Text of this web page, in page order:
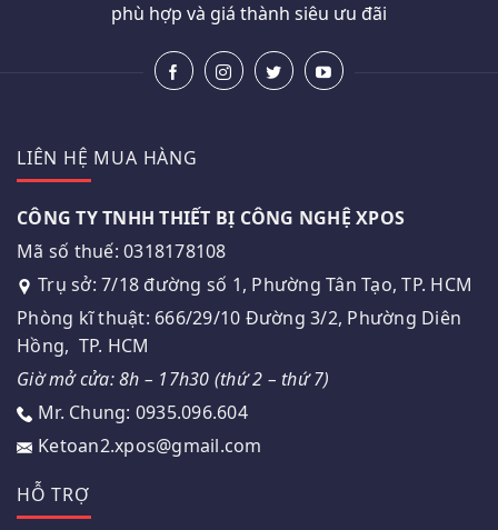
phù hợp và giá thành siêu ưu đãi
LIÊN HỆ MUA HÀNG
CÔNG TY TNHH THIẾT BỊ CÔNG NGHỆ XPOS
Mã số thuế: 0318178108
Trụ sở: 7/18 đường số 1, Phường Tân Tạo, TP. HCM
Phòng kĩ thuật: 666/29/10 Đường 3/2, Phường Diên
Hồng, TP. HCM
Giờ mở cửa: 8h – 17h30 (thứ 2 – thứ 7)
Mr. Chung: 0935.096.604
Ketoan2.xpos@gmail.com
HỖ TRỢ